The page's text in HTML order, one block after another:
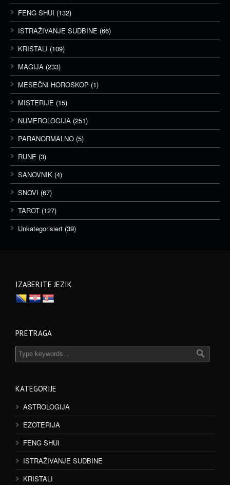
FENG SHUI (132)
ISTRAŽIVANJE SUDBINE (66)
KRISTALI (109)
MAGIJA (233)
MESEČNI HOROSKOP (1)
MISTERIJE (15)
NUMEROLOGIJA (251)
PARANORMALNO (5)
RUNE (3)
SANOVNIK (4)
SNOVI (67)
TAROT (127)
Unkategorisiert (39)
IZABERITE JEZIK
PRETRAGA
KATEGORIJE
ASTROLOGIJA
EZOTERIJA
FENG SHUI
ISTRAŽIVANJE SUDBINE
KRISTALI